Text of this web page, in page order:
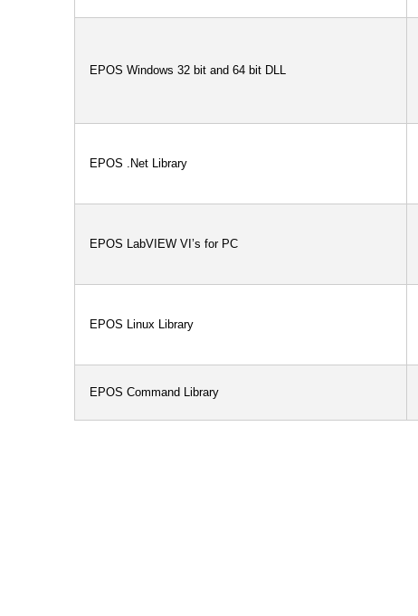
EPOS Windows 32 bit and 64 bit DLL
EPOS .Net Library
EPOS LabVIEW VI’s for PC
EPOS Linux Library
EPOS Command Library